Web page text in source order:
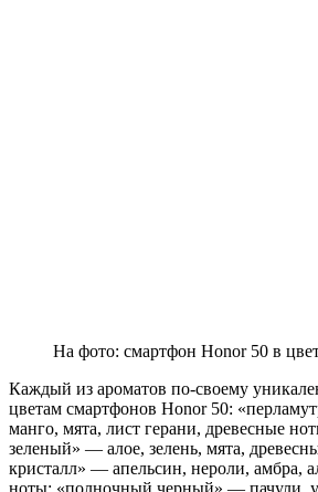
На фото: смартфон Honor 50 в
Каждый из ароматов по-своему
цветам смартфонов Honor 50:
манго, мята, лист герани, древесные
зеленый» — алое, зелень, мята,
кристалл» — апельсин, нероли, амбра,
ноты; «полночный черный» — пачули,